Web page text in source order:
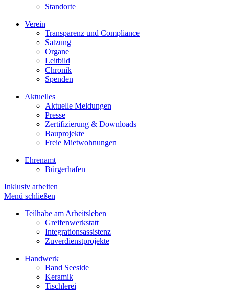
Standorte
Verein
Transparenz und Compliance
Satzung
Organe
Leitbild
Chronik
Spenden
Aktuelles
Aktuelle Meldungen
Presse
Zertifizierung & Downloads
Bauprojekte
Freie Mietwohnungen
Ehrenamt
Bürgerhafen
Inklusiv arbeiten
Menü schließen
Teilhabe am Arbeitsleben
Greifenwerkstatt
Integrationsassistenz
Zuverdienstprojekte
Handwerk
Band Seeside
Keramik
Tischlerei